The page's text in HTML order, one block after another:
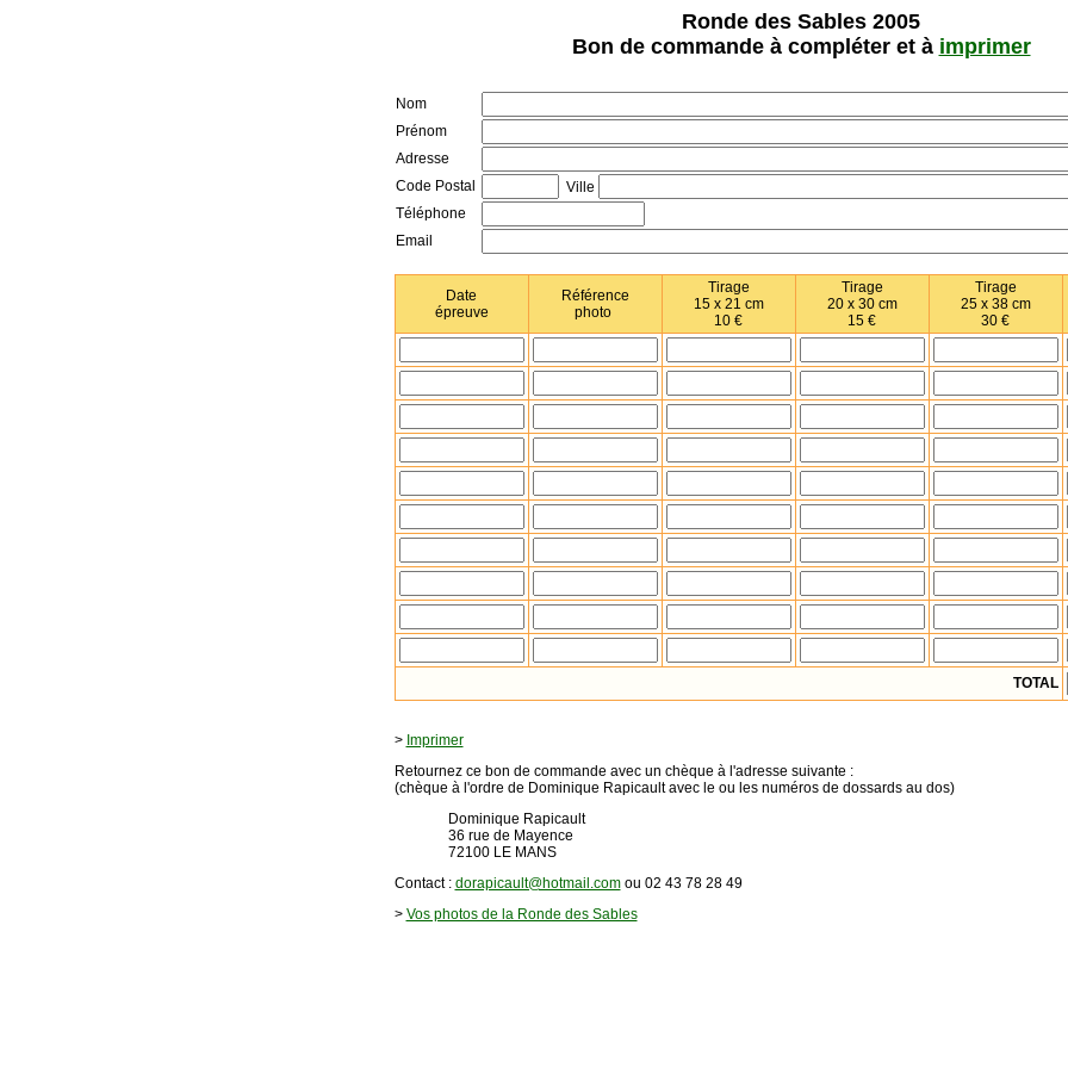
Ronde des Sables 2005
Bon de commande à compléter et à imprimer
Nom
Prénom
Adresse
Code Postal
Ville
Téléphone
Email
Date
épreuve
Référence
photo
Tirage
15 x 21 cm
10 €
Tirage
20 x 30 cm
15 €
Tirage
25 x 38 cm
30 €
TOTAL
> Imprimer
Retournez ce bon de commande avec un chèque à l'adresse suivante :
(chèque à l'ordre de Dominique Rapicault avec le ou les numéros de dossards au dos)
Dominique Rapicault
36 rue de Mayence
72100 LE MANS
Contact : dorapicault@hotmail.comou 02 43 78 28 49
> Vos photos de la Ronde des Sables